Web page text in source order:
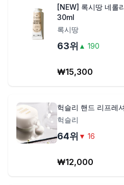
[NEW] 록시땅 네롤
30ml
록시땅
63위 ▲ 190
₩15,300
헉슬리 핸드 리프레
헉슬리
64위 ▼ 16
₩12,000